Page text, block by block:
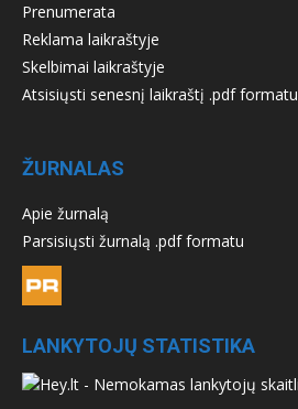
Prenumerata
Reklama laikraštyje
Skelbimai laikraštyje
Atsisiųsti senesnį laikraštį .pdf formatu
ŽURNALAS
Apie žurnalą
Parsisiųsti žurnalą .pdf formatu
LANKYTOJŲ STATISTIKA